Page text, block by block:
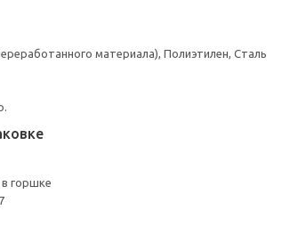
материала), Полиэтилен, Сталь
в горшке